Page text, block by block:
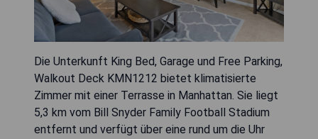
Die Unterkunft King Bed, Garage und Free Parking,
Walkout Deck KMN1212 bietet klimatisierte
Zimmer mit einer Terrasse in Manhattan. Sie liegt
5,3 km vom Bill Snyder Family Football Stadium
entfernt und verfügt über eine rund um die Uhr